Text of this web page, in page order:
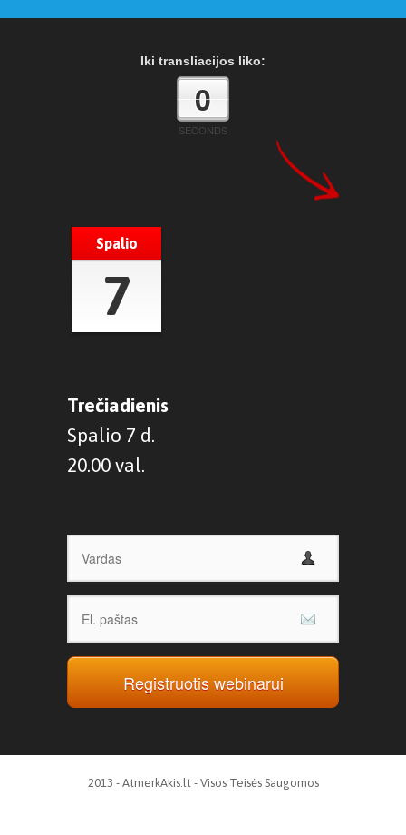
Iki transliacijos liko:
0
SECONDS
Spalio
7
Trečiadienis
Spalio 7 d.
20.00 val.
Registruotis webinarui
2013 - AtmerkAkis.lt - Visos Teisės Saugomos